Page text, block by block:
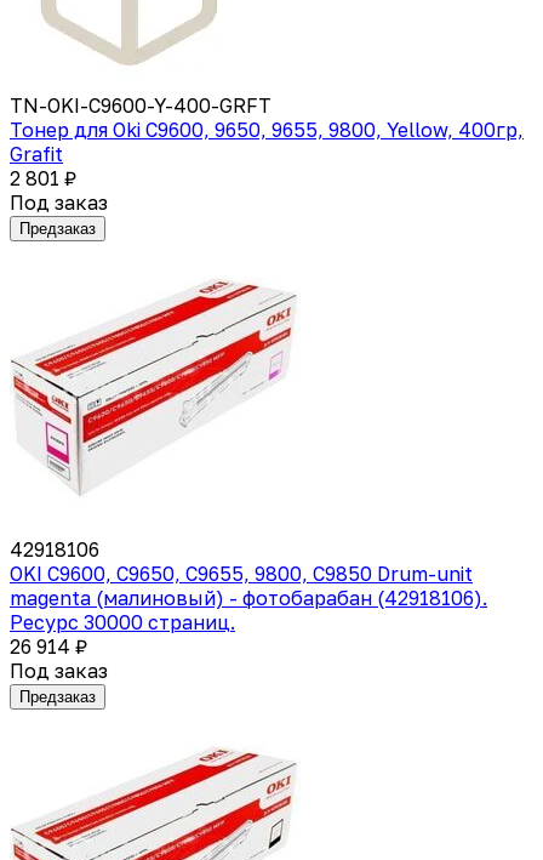
TN-OKI-C9600-Y-400-GRFT
Тонер для Oki C9600, 9650, 9655, 9800, Yellow, 400гр,
Grafit
2 801 ₽
Под заказ
Предзаказ
42918106
OKI C9600, C9650, C9655, 9800, C9850 Drum-unit
magenta (малиновый) - фотобарабан (42918106).
Ресурс 30000 страниц.
26 914 ₽
Под заказ
Предзаказ